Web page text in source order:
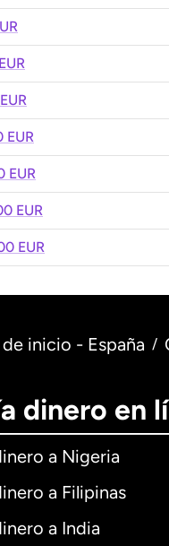
EUR
EUR
EUR
EUR
inicio - España /
dinero en
a Nigeria
a Filipinas
a India